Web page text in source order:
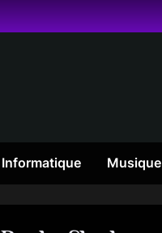
Informatique Musique